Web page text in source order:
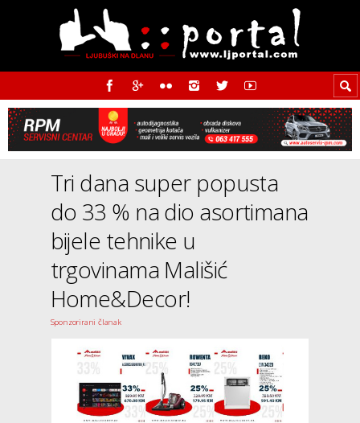
Tri dana super popusta
do 33 % na dio asortimana
bijele tehnike u
trgovinama Mališić
Home&Decor!
Sponzorirani članak